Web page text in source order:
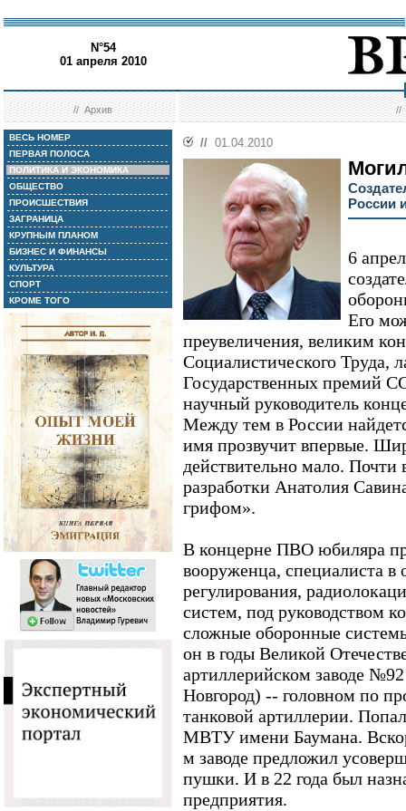
N°54
01 апреля 2010
//Архив //
ВЕСЬ НОМЕР
ПЕРВАЯ ПОЛОСА
ПОЛИТИКА И ЭКОНОМИКА
ОБЩЕСТВО
ПРОИСШЕСТВИЯ
ЗАГРАНИЦА
КРУПНЫМ ПЛАНОМ
БИЗНЕС И ФИНАНСЫ
КУЛЬТУРА
СПОРТ
КРОМЕ ТОГО
// 01.04.2010
России
6
Его
преувеличения, великим
Социалистического Труда,
Государственных премий
научный руководитель
Между тем в России
имя прозвучит впервые.
действительно мало. Почти
разработки Анатолия
грифом».
В концерне ПВО юбиляра
вооруженца, специалиста в
регулирования,
систем, под руководством
сложные оборонные
он в годы Великой
артиллерийском заводе
Новгород) -- головном по
танковой артиллерии.
МВТУ имени Баумана.
м заводе предложил
пушки. И в 22 года был
предприятия.